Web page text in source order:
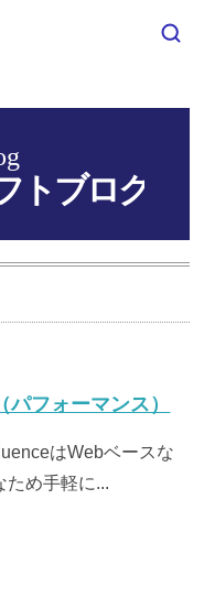
フォーマンス）
はWebベースな
ため手軽に...